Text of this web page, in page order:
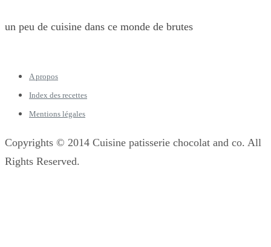
un peu de cuisine dans ce monde de brutes
A propos
Index des recettes
Mentions légales
Copyrights © 2014 Cuisine patisserie chocolat and co. All
Rights Reserved.